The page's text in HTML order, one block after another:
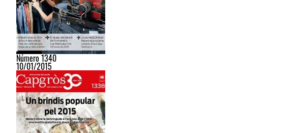
Número 1340
10/01/2015